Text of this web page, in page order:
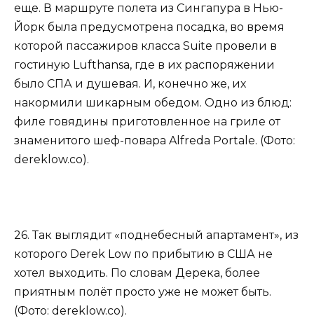
еще. В маршруте полета из Сингапура в Нью-
Йорк была предусмотрена посадка, во время
которой пассажиров класса Suite провели в
гостиную Lufthansa, где в их распоряжении
было СПА и душевая. И, конечно же, их
накормили шикарным обедом. Одно из блюд:
филе говядины приготовленное на гриле от
знаменитого шеф-повара Alfreda Portale. (Фото:
dereklow.co).
26. Так выглядит «поднебесный апартамент», из
которого Derek Low по прибытию в США не
хотел выходить. По словам Дерека, более
приятным полёт просто уже не может быть.
(Фото: dereklow.co).